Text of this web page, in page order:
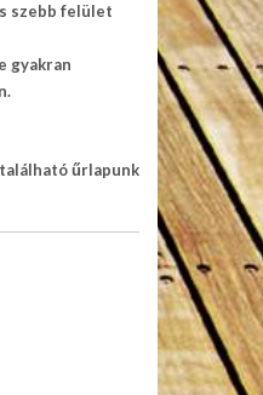
szebb felület
gyakran
űrlapunk